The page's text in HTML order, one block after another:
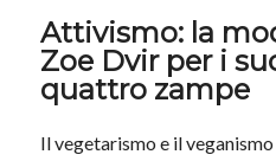
Attivismo: la
Zoe Dvir per i
quattro zampe
Il vegetarismo e il